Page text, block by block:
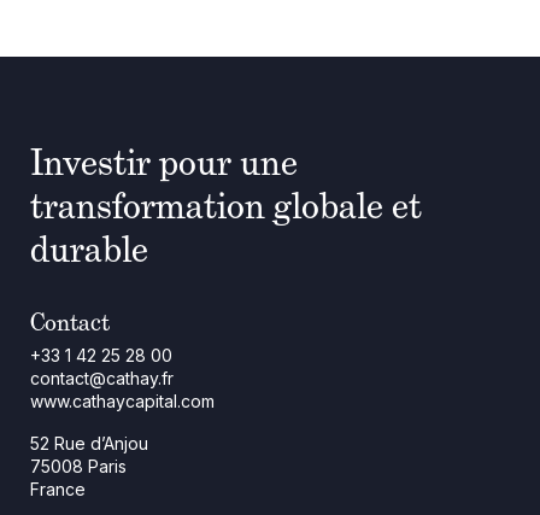
Investir pour une
transformation globale et
durable
Contact
+33 1 42 25 28 00
contact@cathay.fr
www.cathaycapital.com
52 Rue d’Anjou
75008 Paris
France